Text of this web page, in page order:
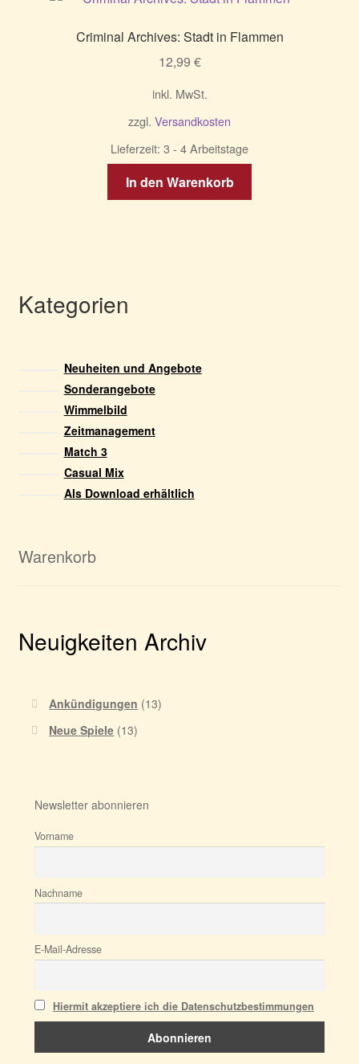
Criminal Archives: Stadt in Flammen
12,99 €
inkl. MwSt.
zzgl. Versandkosten
Lieferzeit: 3 - 4 Arbeitstage
In den Warenkorb
Kategorien
Neuheiten und Angebote
Sonderangebote
Wimmelbild
Zeitmanagement
Match 3
Casual Mix
Als Download erhältlich
Warenkorb
Neuigkeiten Archiv
Ankündigungen (13)
Neue Spiele (13)
Newsletter abonnieren
Vorname
Nachname
E-Mail-Adresse
Hiermit akzeptiere ich die Datenschutzbestimmungen